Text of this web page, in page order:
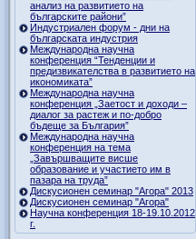
анализ на развитието на
българските райони”
Индустриален форум - дни на
българската индустрия
Международна научна
конференция “Тенденции и
предизвикателства в развитието на
икономиката”
Международна научна
конференция „Заетост и доходи –
диалог за растеж и по-добро
бъдеще за България”
Международна научна
конференция на тема
„Завършващите висше
образование и участието им в
пазара на труда”
Дискусионен семинар "Агора" 2013
Дискусионен семинар "Агора"
Научна конференция 18-19.10.2012
г.